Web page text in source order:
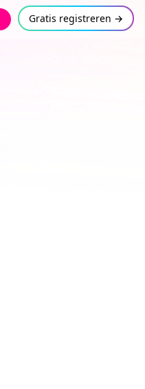
Gratis registreren →